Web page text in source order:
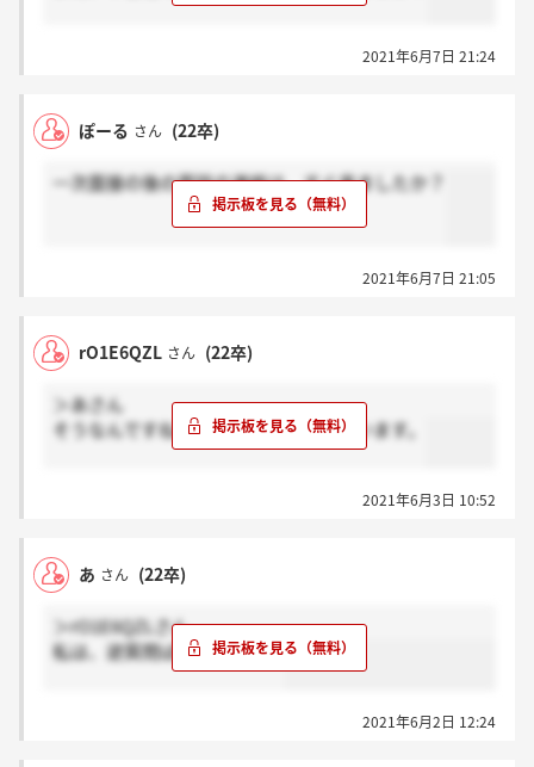
2021年6月7日 21:24
ぽーる さん (22卒)
一次面接の後の面談の連絡は、すぐ来ましたか？
2021年6月7日 21:05
rO1E6QZL さん (22卒)
＞あさん
そうなんですね！返信ありがとうございます。
2021年6月3日 10:52
あ さん (22卒)
＞rO1E6QZLさん
私は、逆質問ばかりでした！
2021年6月2日 12:24